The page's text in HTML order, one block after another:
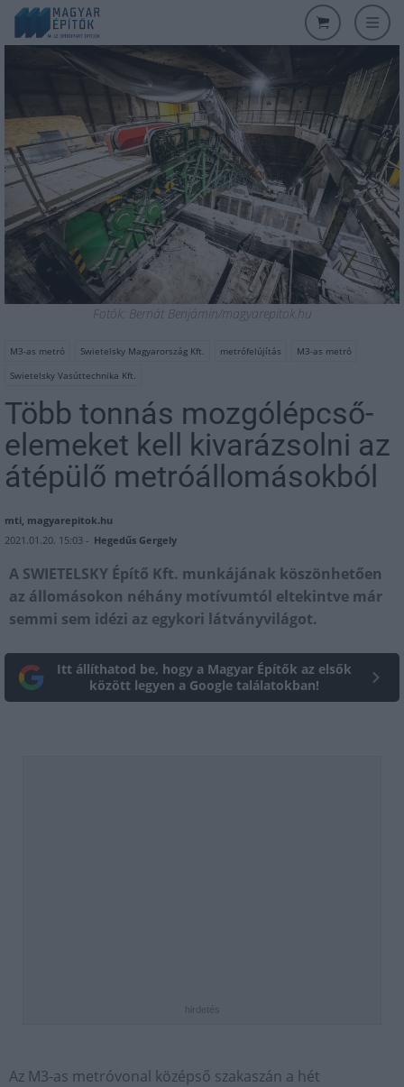
Fotók: Bernát Benjámin/magyarepitok.hu
M3-as metró Swietelsky Magyarország Kft. metrófelújítás
M3-as metró
Swietelsky Vasúttechnika Kft.
Több tonnás mozgólépcső-
elemeket kell kivarázsolni az
átépülő metróállomásokból
mti, magyarepitok.hu
2021.01.20. 15:03 - Hegedűs Gergely
A SWIETELSKY Építő Kft. munkájának köszönhetően
az állomásokon néhány motívumtól eltekintve már
semmi sem idézi az egykori látványvilágot.
Itt állíthatod be, hogy a Magyar Építők az elsők
között legyen a Google találatokban!
hirdetés
Az M3-as metróvonal középső szakaszán a hét